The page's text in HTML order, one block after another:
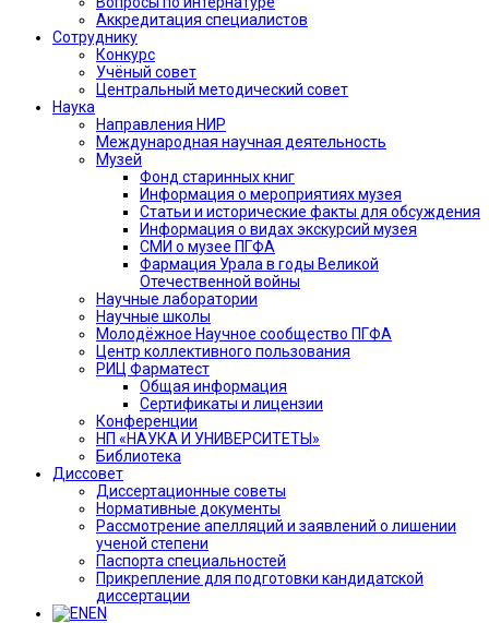
Аккредитация специалистов
Сотруднику
Конкурс
Учёный совет
Центральный методический совет
Наука
Направления НИР
Международная научная деятельность
Музей
Фонд старинных книг
Информация о мероприятиях музея
Статьи и исторические факты для обсуждения
Информация о видах экскурсий музея
СМИ о музее ПГФА
Фармация Урала в годы Великой
Отечественной войны
Научные лаборатории
Научные школы
Молодёжное Научное сообщество ПГФА
Центр коллективного пользования
РИЦ Фарматест
Общая информация
Сертификаты и лицензии
Конференции
НП «НАУКА И УНИВЕРСИТЕТЫ»
Библиотека
Диссовет
Диссертационные советы
Нормативные документы
Рассмотрение апелляций и заявлений о лишении
ученой степени
Паспорта специальностей
Прикрепление для подготовки кандидатской
диссертации
EN